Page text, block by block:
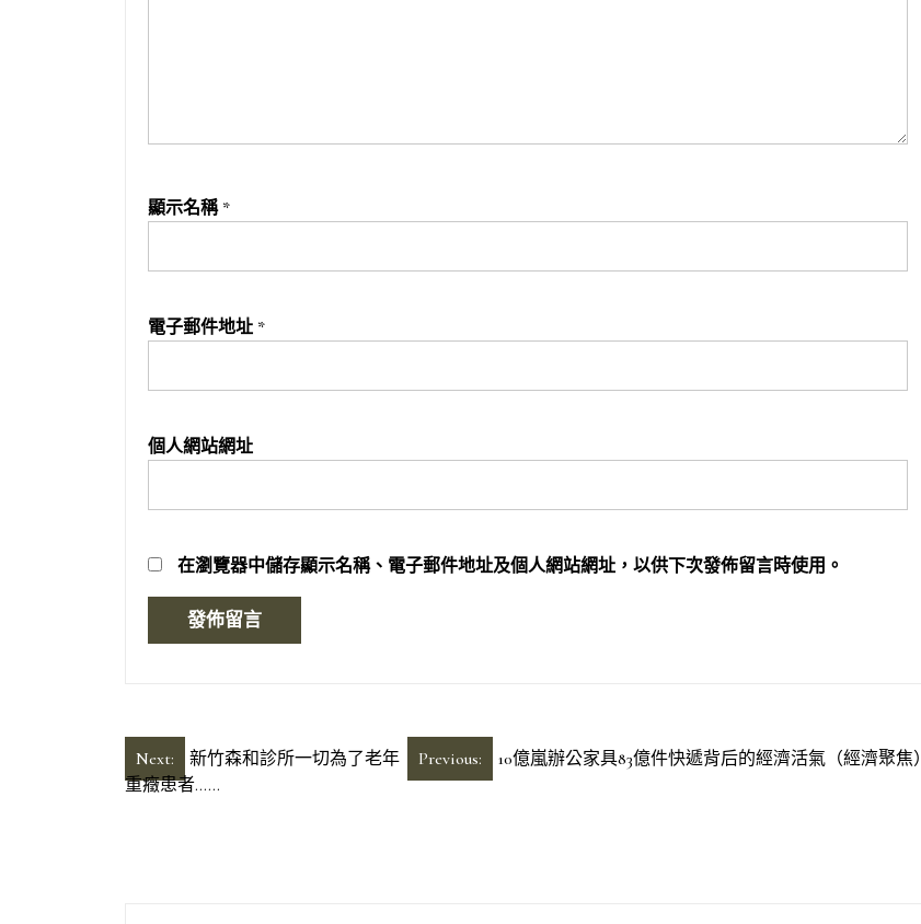
顯示名稱 *
電子郵件地址 *
個人網站網址
在瀏覽器中儲存顯示名稱、電子郵件地址及個人網站網址，以供下次發佈留言時使用。
文
章
Previous: 10億嵐辦公家具83億件快遞背后的經濟活氣（經濟聚焦）
Next:
新竹森和診所一切為了老年
重癥患者……